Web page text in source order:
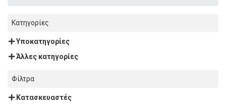
Κατηγορίες
Υποκατηγορίες
Άλλες κατηγορίες
Φίλτρα
Κατασκευαστές